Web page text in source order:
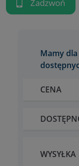
Zadzwoń
Mamy
CENA
WYSYŁKA